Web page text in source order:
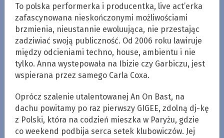
To polska performerka i producentka, live act’erka
zafascynowana nieskończonymi możliwościami
brzmienia, nieustannie ewoluująca, nie przestając
zadziwiać swoją publiczność. Od 2006 roku lawiruje
między odcieniami techno, house, ambientu i nie
tylko. Anna wystepowała na Ibizie czy Garbiczu, jest
wspierana przez samego Carla Coxa.
Oprócz szalenie utalentowanej An On Bast, na
dachu powitamy po raz pierwszy GIGEE, zdolną dj-kę
z Polski, która na codzień mieszka w Paryżu, gdzie
co weekend podbija serca setek klubowiczów. Jej